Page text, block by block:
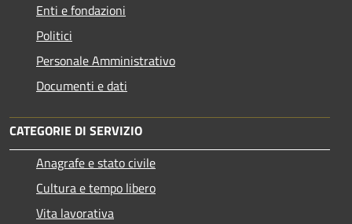
Enti e fondazioni
Politici
Personale Amministrativo
Documenti e dati
CATEGORIE DI SERVIZIO
Anagrafe e stato civile
Cultura e tempo libero
Vita lavorativa